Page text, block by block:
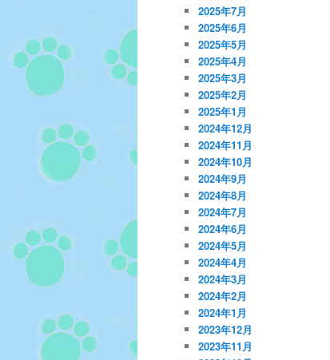
2025年7月
2025年6月
2025年5月
2025年4月
2025年3月
2025年2月
2025年1月
2024年12月
2024年11月
2024年10月
2024年9月
2024年8月
2024年7月
2024年6月
2024年5月
2024年4月
2024年3月
2024年2月
2024年1月
2023年12月
2023年11月